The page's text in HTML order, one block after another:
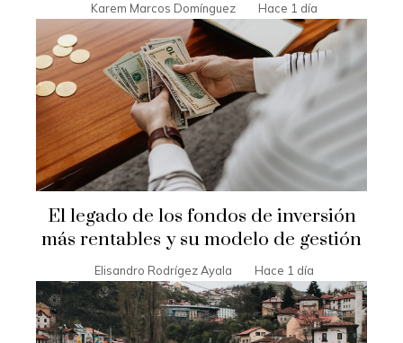
Karem Marcos Domínguez Hace 1 día
El legado de los fondos de inversión
más rentables y su modelo de gestión
Elisandro Rodrígez Ayala Hace 1 día